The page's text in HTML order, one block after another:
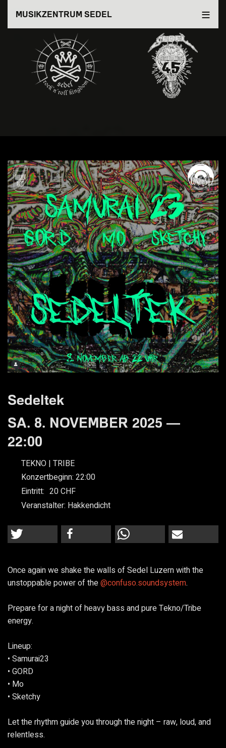
Inhalt
MUSIKZENTRUM SEDEL
Sedeltek
SA. 8. NOVEMBER 2025 —
22:00
TEKNO | TRIBE
Konzertbeginn: 22:00
Eintritt: 20
Veranstalter: Hakkendicht
Once again we shake the walls of Sedel Luzern with the
unstoppable power of the@confuso.soundsystem.
Prepare for a night of heavy bass and pure Tekno/Tribe
energy.
Lineup:
• Samurai23
• GORD
• Mo
• Sketchy
Let the rhythm guide you through the night – raw, loud, and
relentless.